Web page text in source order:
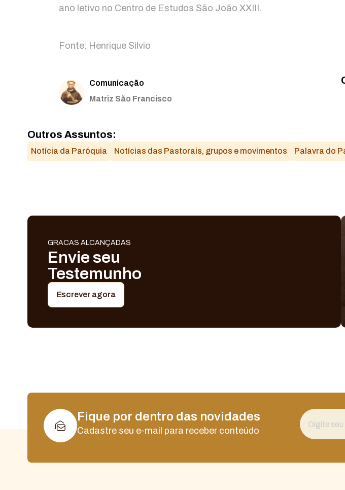
ano letivo no Centro de Estudos São João XXIII.
Fonte: Henrique Silvio
Comunicação
Matriz São Francisco
Outros Assuntos:
Notícia da Paróquia Notícias das Pastorais, grupos e movimentos Palavra do
GRACAS ALCANÇADAS
Envie seu
Testemunho
Escrever agora
Fique por dentro das novidades
Cadastre seu e-mail para receber conteúdo